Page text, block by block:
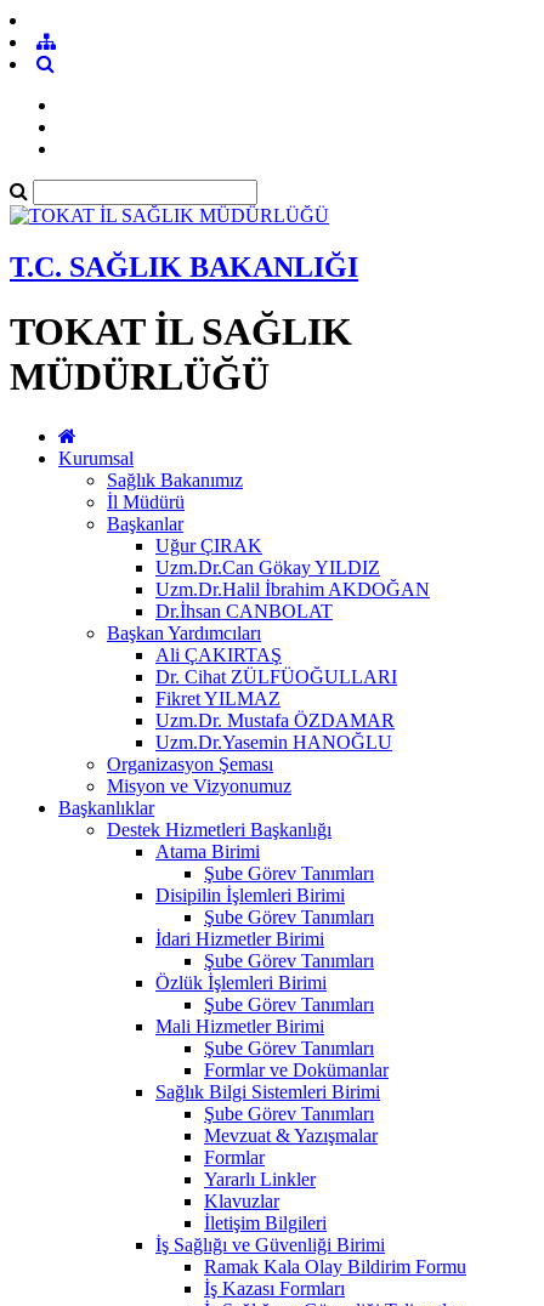
T.C. SAĞLIK BAKANLIĞI
TOKAT İL SAĞLIK
MÜDÜRLÜĞÜ
Kurumsal
Sağlık Bakanımız
İl Müdürü
Başkanlar
Uğur ÇIRAK
Uzm.Dr.Can Gökay YILDIZ
Uzm.Dr.Halil İbrahim AKDOĞAN
Dr.İhsan CANBOLAT
Başkan Yardımcıları
Ali ÇAKIRTAŞ
Dr. Cihat ZÜLFÜOĞULLARI
Fikret YILMAZ
Uzm.Dr. Mustafa ÖZDAMAR
Uzm.Dr.Yasemin HANOĞLU
Organizasyon Şeması
Misyon ve Vizyonumuz
Başkanlıklar
Destek Hizmetleri Başkanlığı
Atama Birimi
Şube Görev Tanımları
Disipilin İşlemleri Birimi
Şube Görev Tanımları
İdari Hizmetler Birimi
Şube Görev Tanımları
Özlük İşlemleri Birimi
Şube Görev Tanımları
Mali Hizmetler Birimi
Şube Görev Tanımları
Formlar ve Dokümanlar
Sağlık Bilgi Sistemleri Birimi
Şube Görev Tanımları
Mevzuat & Yazışmalar
Formlar
Yararlı Linkler
Klavuzlar
İletişim Bilgileri
İş Sağlığı ve Güvenliği Birimi
Ramak Kala Olay Bildirim Formu
İş Kazası Formları